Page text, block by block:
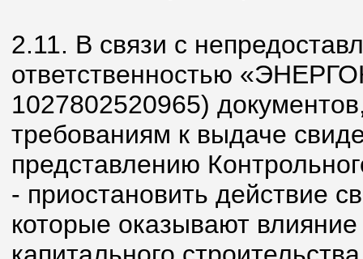
2.11. В связи с
ответственностью
1027802520965)
требованиям к выдаче
представлению
- приостановить действие
которые оказывают